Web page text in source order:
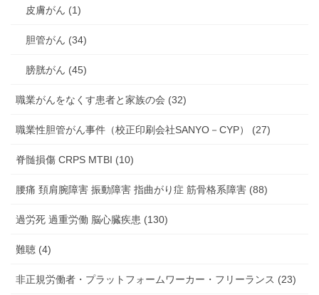
皮膚がん (1)
胆管がん (34)
膀胱がん (45)
職業がんをなくす患者と家族の会 (32)
職業性胆管がん事件（校正印刷会社SANYO－CYP） (27)
脊髄損傷 CRPS MTBI (10)
腰痛 頚肩腕障害 振動障害 指曲がり症 筋骨格系障害 (88)
過労死 過重労働 脳心臓疾患 (130)
難聴 (4)
非正規労働者・プラットフォームワーカー・フリーランス (23)